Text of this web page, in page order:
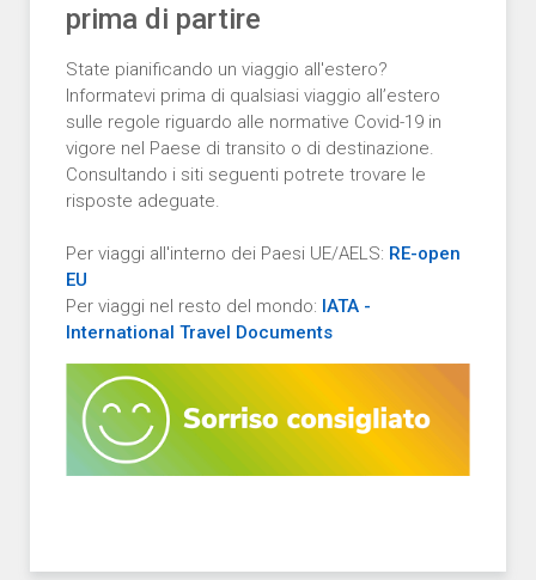
prima di partire
State pianificando un viaggio all'estero?
Informatevi prima di qualsiasi viaggio all’estero
sulle regole riguardo alle normative Covid-19 in
vigore nel Paese di transito o di destinazione.
Consultando i siti seguenti potrete trovare le
risposte adeguate.
Per viaggi all'interno dei Paesi UE/AELS: RE-open
EU
Per viaggi nel resto del mondo: IATA -
International Travel Documents